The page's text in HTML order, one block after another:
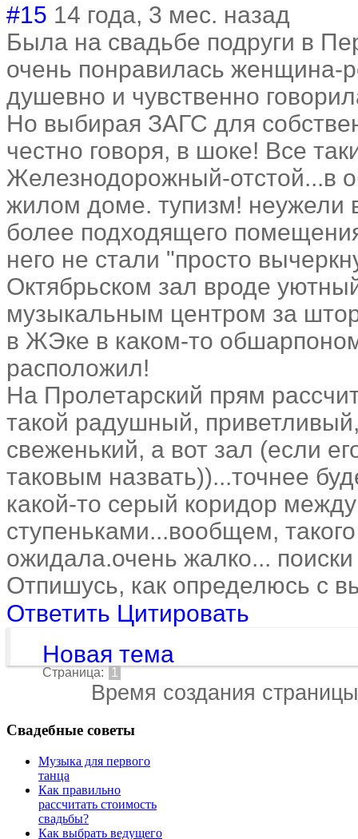
#15 14 года, 3 мес. назад
Была на свадьбе подруги в
очень понравилась женщина-
душевно и чувственно
Но выбирая ЗАГС для
честно говоря, в шоке! Все
Железнодорожный-отстой...в
жилом доме. тупизм! неужели
более подходящего
него не стали "просто
Октябрьском зал вроде
музыкальным центром за
в ЖЭке в каком-то
расположил!
На Пролетарский прям
такой радушный,
свеженький, а вот зал (если
таковым назвать))...точнее
какой-то серый коридор между
ступеньками...вообщем,
ожидала.очень жалко...
Отпишусь, как определюсь с
Ответить Цитировать
Новая тема
Страница: 1
Время создания
Свадебные советы
Музыка для первого
танца
Как правильно
рассчитать стоимость
свадьбы?
Как выбрать ведущего